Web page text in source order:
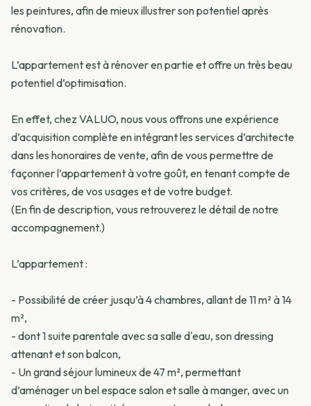
les peintures, afin de mieux illustrer son potentiel après
rénovation.
L’appartement est à rénover en partie et offre un très beau
potentiel d’optimisation.
En effet, chez VALUO, nous vous offrons une expérience
d’acquisition complète en intégrant les services d’architecte
dans les honoraires de vente, afin de vous permettre de
façonner l’appartement à votre goût, en tenant compte de
vos critères, de vos usages et de votre budget.
(En fin de description, vous retrouverez le détail de notre
accompagnement.)
L’appartement :
- Possibilité de créer jusqu’à 4 chambres, allant de 11 m² à 14
m²,
- dont 1 suite parentale avec sa salle d'eau, son dressing
attenant et son balcon,
- Un grand séjour lumineux de 47 m², permettant
d’aménager un bel espace salon et salle à manger, avec un